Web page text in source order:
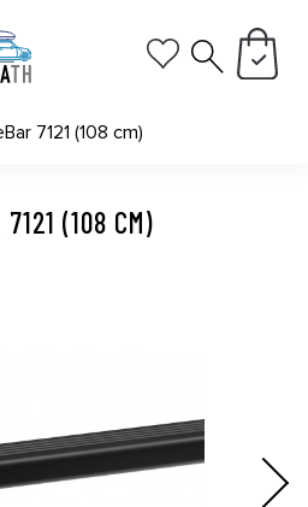
7121 (108 cm)
Next
7121 (108 CM)